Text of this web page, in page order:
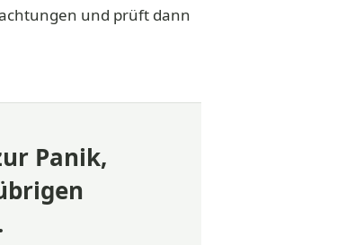
und prüft dann
Panik,